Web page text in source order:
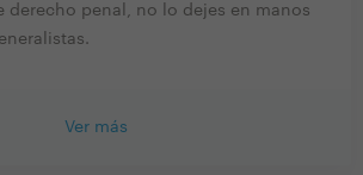
derecho penal, no lo dejes en manos
Ver más